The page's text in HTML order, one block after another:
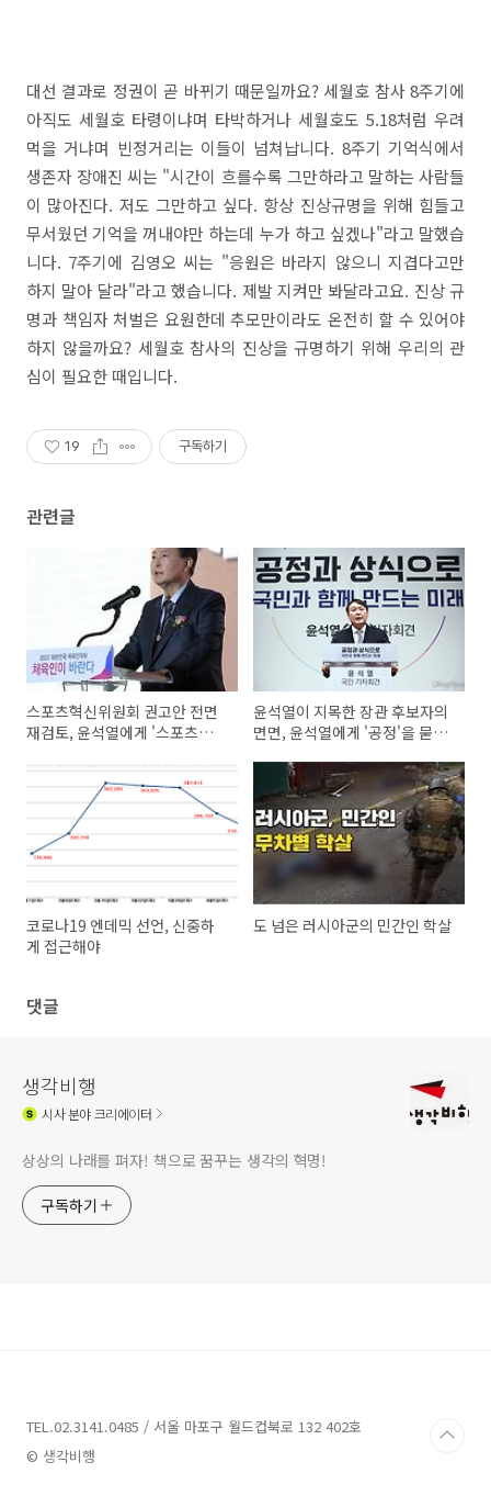
대선 결과로 정권이 곧 바뀌기 때문일까요? 세월호 참사 8주기에
아직도 세월호 타령이냐며 타박하거나 세월호도 5.18처럼 우려
먹을 거냐며 빈정거리는 이들이 넘쳐납니다. 8주기 기억식에서
생존자 장애진 씨는 "시간이 흐를수록 그만하라고 말하는 사람들
이 많아진다. 저도 그만하고 싶다. 항상 진상규명을 위해 힘들고
무서웠던 기억을 꺼내야만 하는데 누가 하고 싶겠나"라고 말했습
니다. 7주기에 김영오 씨는 "응원은 바라지 않으니 지겹다고만
하지 말아 달라"라고 했습니다. 제발 지켜만 봐달라고요. 진상 규
명과 책임자 처벌은 요원한데 추모만이라도 온전히 할 수 있어야
하지 않을까요? 세월호 참사의 진상을 규명하기 위해 우리의 관
심이 필요한 때입니다.
19 구독하기
관련글
스포츠혁신위원회 권고안 전면
재검토, 윤석열에게 '스포츠인
윤석열이 지목한 장관 후보자의
면면, 윤석열에게 '공정'을 묻는
코로나19 엔데믹 선언, 신중하
게 접근해야
도 넘은 러시아군의 민간인 학살
댓글
생각비행
시사분야 크리에이터
상상의 나래를 펴자! 책으로 꿈꾸는 생각의 혁명!
구독하기
TEL.02.3141.0485 / 서울 마포구 월드컵북로 132 402호
© 생각비행